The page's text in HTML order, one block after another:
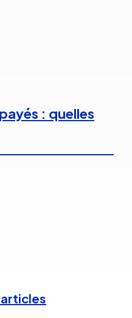
: quelles
articles